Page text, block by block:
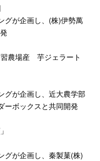
グが企画し、(株)伊勢萬
農場産 芋ジェラート
グが企画し、近大農学部
ーボックスと共同開発
グが企画し、秦製菓(株)